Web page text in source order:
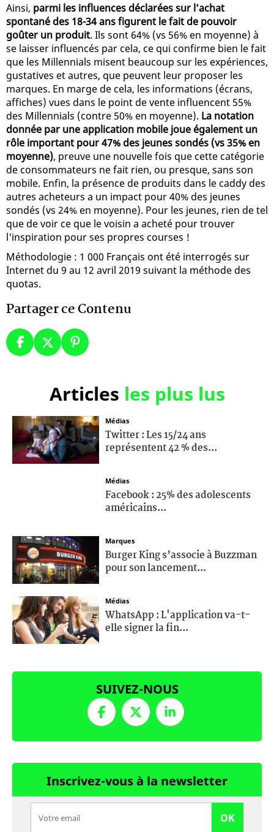
Ainsi, parmi les influences déclarées sur l’achat
spontané des 18-34 ans figurent le fait de pouvoir
goûter un produit. Ils sont 64% (vs 56% en moyenne) à
se laisser influencés par cela, ce qui confirme bien le fait
que les Millennials misent beaucoup sur les expériences,
gustatives et autres, que peuvent leur proposer les
marques. En marge de cela, les informations (écrans,
affiches) vues dans le point de vente influencent 55%
des Millennials (contre 50% en moyenne). La notation
donnée par une application mobile joue également un
rôle important pour 47% des jeunes sondés (vs 35% en
moyenne), preuve une nouvelle fois que cette catégorie
de consommateurs ne fait rien, ou presque, sans son
mobile. Enfin, la présence de produits dans le caddy des
autres acheteurs a un impact pour 40% des jeunes
sondés (vs 24% en moyenne). Pour les jeunes, rien de tel
que de voir ce que le voisin a acheté pour trouver
l'inspiration pour ses propres courses !
Méthodologie : 1 000 Français ont été interrogés sur
Internet du 9 au 12 avril 2019 suivant la méthode des
quotas.
Partager ce Contenu
Articles les plus lus
Médias
Twitter : Les 15/24 ans
représentent 42 % des...
Médias
Facebook : 25% des adolescents
américains...
Marques
Burger King s’associe à Buzzman
pour son lancement...
Médias
WhatsApp : L'application va-t-
elle signer la fin...
SUIVEZ-NOUS
Inscrivez-vous à la newsletter
OK